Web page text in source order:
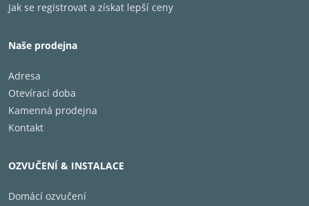
Jak se registrovat a získat lepší ceny
Naše prodejna
Adresa
Otevírací doba
Kamenná prodejna
Kontakt
OZVUČENÍ & INSTALACE
Domácí ozvučení